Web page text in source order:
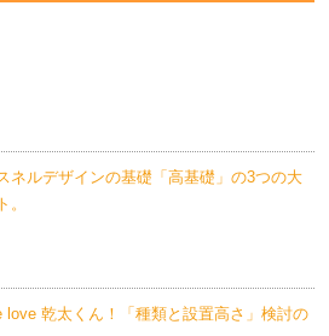
ネルデザインの基礎「高基礎」の3つの大
。
love 乾太くん！「種類と設置高さ」検討の